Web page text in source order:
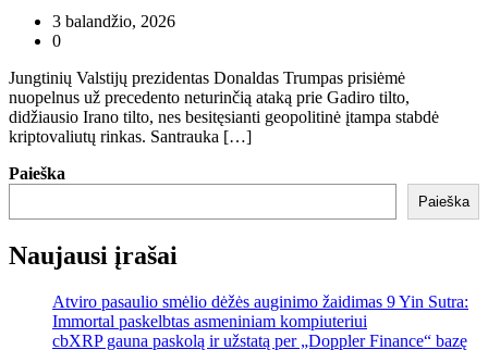
3 balandžio, 2026
0
Jungtinių Valstijų prezidentas Donaldas Trumpas prisiėmė
nuopelnus už precedento neturinčią ataką prie Gadiro tilto,
didžiausio Irano tilto, nes besitęsianti geopolitinė įtampa stabdė
kriptovaliutų rinkas. Santrauka […]
Paieška
Paieška
Naujausi įrašai
Atviro pasaulio smėlio dėžės auginimo žaidimas 9 Yin Sutra:
Immortal paskelbtas asmeniniam kompiuteriui
cbXRP gauna paskolą ir užstatą per „Doppler Finance“ bazę